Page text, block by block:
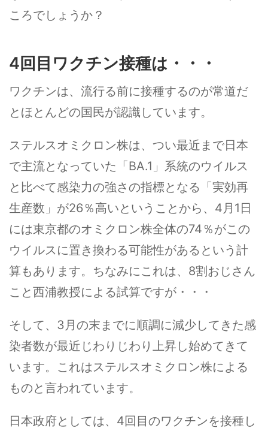
ころでしょうか？
4回目ワクチン接種は・・・
ワクチンは、流行る前に接種するのが常道だ
とほとんどの国民が認識しています。
ステルスオミクロン株は、つい最近まで日本
で主流となっていた「BA.1」系統のウイルス
と比べて感染力の強さの指標となる「実効再
生産数」が26％高いということから、4月1日
には東京都のオミクロン株全体の74％がこの
ウイルスに置き換わる可能性があるという計
算もあります。ちなみにこれは、8割おじさん
こと西浦教授による試算ですが・・・
そして、3月の末までに順調に減少してきた感
染者数が最近じわりじわり上昇し始めてきて
います。これはステルスオミクロン株による
ものと言われています。
日本政府としては、4回目のワクチンを接種し